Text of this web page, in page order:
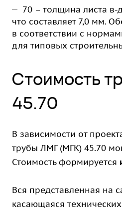
70 – толщина листа
что составляет 7,0 мм.
в соответствии с
для типовых
Стоимость
45.70
В зависимости от
трубы ЛМГ (МГК) 45.70
Стоимость формируется
Вся представленная на
касающаяся